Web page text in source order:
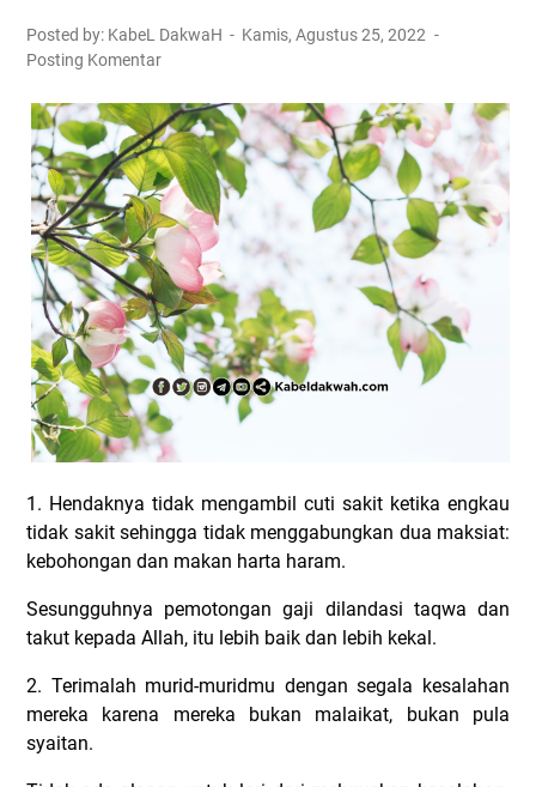
Posted by: KabeL DakwaH
Kamis, Agustus 25, 2022
Posting Komentar
1. Hendaknya tidak mengambil cuti sakit ketika engkau
tidak sakit sehingga tidak menggabungkan dua maksiat:
kebohongan dan makan harta haram.
Sesungguhnya pemotongan gaji dilandasi taqwa dan
takut kepada Allah, itu lebih baik dan lebih kekal.
2. Terimalah murid-muridmu dengan segala kesalahan
mereka karena mereka bukan malaikat, bukan pula
syaitan.